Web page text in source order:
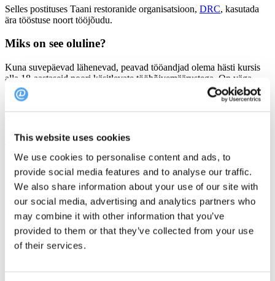
This website uses cookies
We use cookies to personalise content and ads, to
provide social media features and to analyse our traffic.
We also share information about your use of our site with
our social media, advertising and analytics partners who
may combine it with other information that you’ve
provided to them or that they’ve collected from your use
of their services.
Selles postituses Taani restoranide organisatsioon, DRC, kasutada
ära tööstuse noort tööjõudu.
Miks on see oluline?
Kuna suvepäevad lähenevad, peavad tööandjad olema hästi kursis
alla 18-aastaseid noori käsitlevate tööhõivemäärustega. On väga
oluline mõista nende rolli väärtusliku tööjõuna tööstuses ja
konkreetseid kaalutlusi, mis kaasnevad nende palkamisega.
See postitus on taani keeles, kasutage kindlasti tõlkevahendit (kui
see on kohaldatav)..
2. Pearoog:"Kus on naised?" küsib
Michelin Guide'i juht, kui kuulutatakse
välja 2024. aasta Prantsuse
restoraniraamat